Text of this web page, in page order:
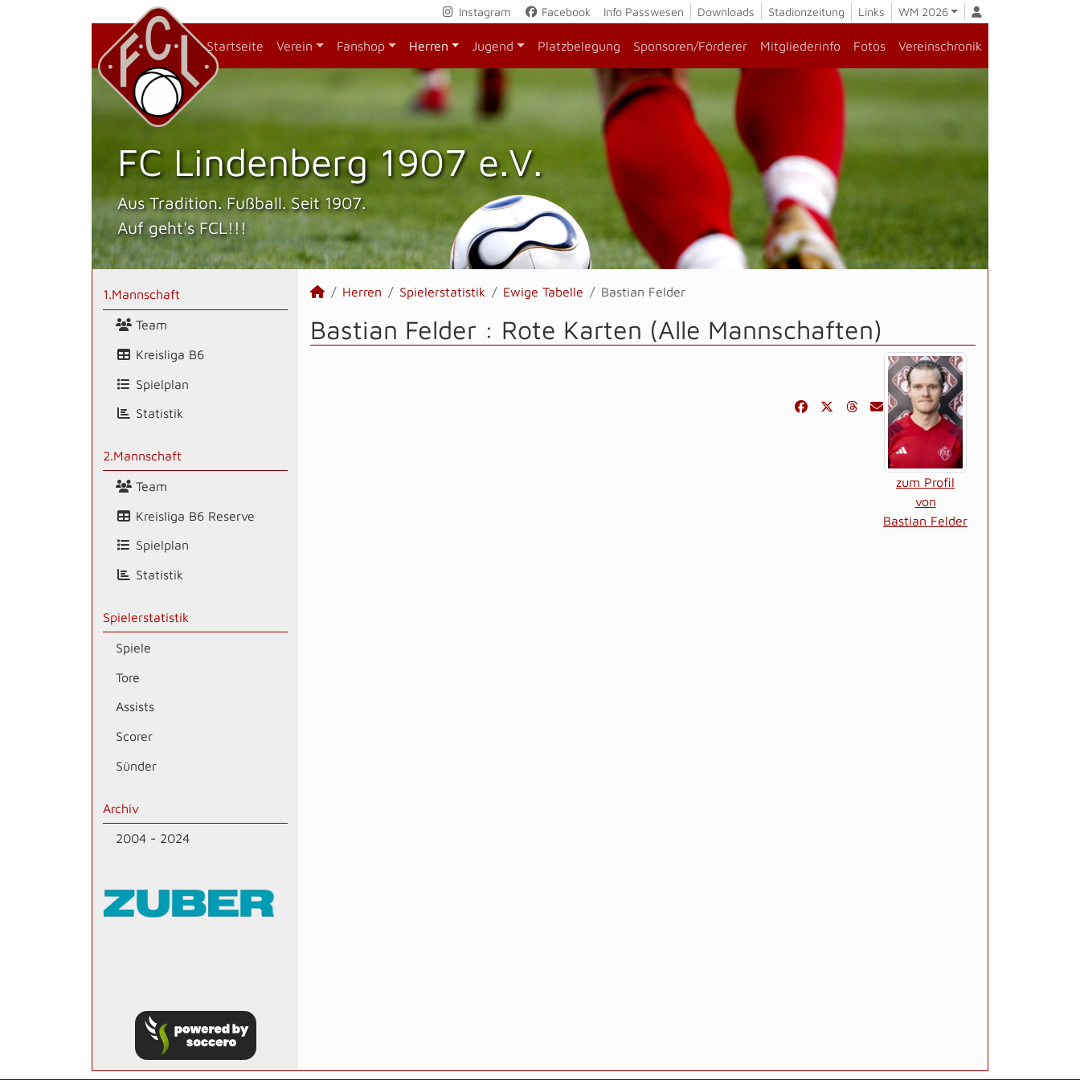
Instagram Facebook Info Passwesen Downloads Stadionzeitung Links WM 2026
Startseite Verein Fanshop Herren Jugend Platzbelegung Sponsoren/Förderer Mitgliederinfo Fotos Vereinschronik
FC Lindenberg 1907 e.V.
Aus Tradition. Fußball. Seit 1907.
Auf geht's FCL!!!
1.Mannschaft
Team
Kreisliga B6
Spielplan
Statistik
2.Mannschaft
Team
Kreisliga B6 Reserve
Spielplan
Statistik
Spielerstatistik
Spiele
Tore
Assists
Scorer
Sünder
Archiv
2004 - 2024
Herren Spielerstatistik Ewige Tabelle Bastian Felder
Bastian Felder : Rote Karten (Alle Mannschaften)
zum Profil
von
Bastian Felder